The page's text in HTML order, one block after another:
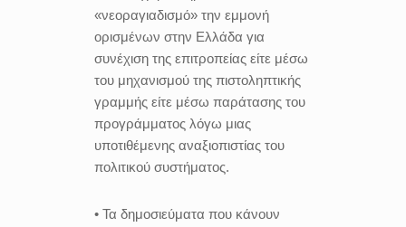
«νεοραγιαδισμό» την εμμονή
ορισμένων στην Ελλάδα για
συνέχιση της επιτροπείας είτε μέσω
του μηχανισμού της πιστοληπτικής
γραμμής είτε μέσω παράτασης του
προγράμματος λόγω μιας
υποτιθέμενης αναξιοπιστίας του
πολιτικού συστήματος.
• Τα δημοσιεύματα που κάνουν